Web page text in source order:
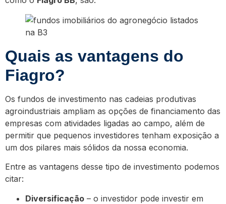
Quais as vantagens do
Fiagro?
Os fundos de investimento nas cadeias produtivas
agroindustriais ampliam as opções de financiamento das
empresas com atividades ligadas ao campo, além de
permitir que pequenos investidores tenham exposição a
um dos pilares mais sólidos da nossa economia.
Entre as vantagens desse tipo de investimento podemos
citar:
Diversificação – o investidor pode investir em